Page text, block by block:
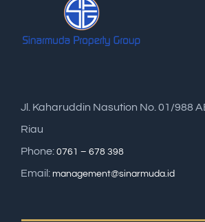
Jl. Kaharuddin Nasution No. 01/988
Riau
Phone: 0761 – 678 398
Email: management@sinarmuda.id